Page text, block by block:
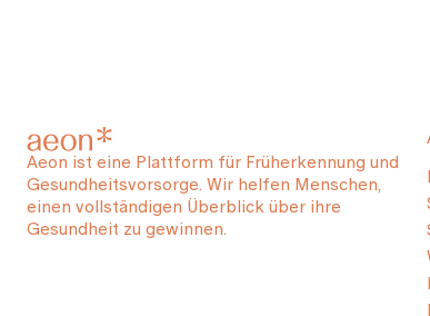
Aeon ist eine Plattform für Früherkennung und
Gesundheitsvorsorge. Wir helfen Menschen,
einen vollständigen Überblick über ihre
Gesundheit zu gewinnen.